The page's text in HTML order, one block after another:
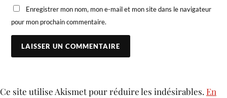
Enregistrer mon nom, mon e-mail et mon site dans le navigateur
pour mon prochain commentaire.
Ce site utilise Akismet pour réduire les indésirables. En